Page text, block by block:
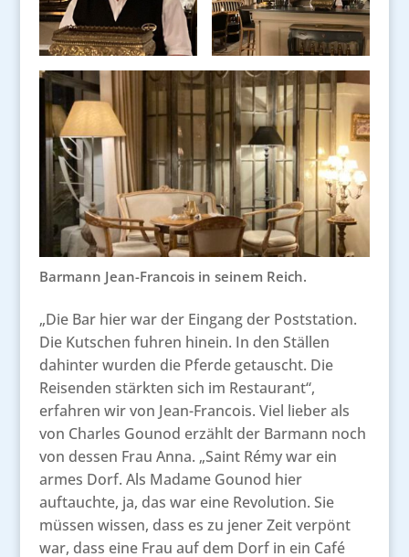
Barmann Jean-Francois in seinem Reich.
„Die Bar hier war der Eingang der Poststation.
Die Kutschen fuhren hinein. In den Ställen
dahinter wurden die Pferde getauscht. Die
Reisenden stärkten sich im Restaurant“,
erfahren wir von Jean-Francois. Viel lieber als
von Charles Gounod erzählt der Barmann noch
von dessen Frau Anna. „Saint Rémy war ein
armes Dorf. Als Madame Gounod hier
auftauchte, ja, das war eine Revolution. Sie
müssen wissen, dass es zu jener Zeit verpönt
war, dass eine Frau auf dem Dorf in ein Café